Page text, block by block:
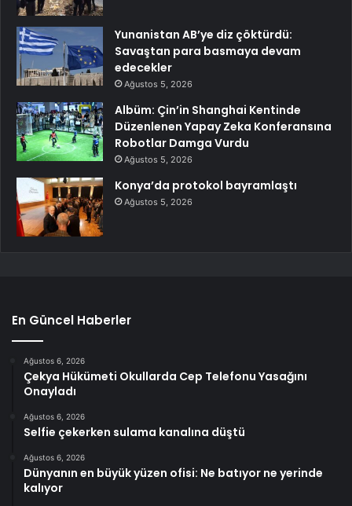
Yunanistan AB’ye diz çöktürdü:
Savaştan para basmaya devam
edecekler
Ağustos 5, 2026
Albüm: Çin’in Shanghai Kentinde
Düzenlenen Yapay Zeka Konferansına
Robotlar Damga Vurdu
Ağustos 5, 2026
Konya’da protokol bayramlaştı
Ağustos 5, 2026
En Güncel Haberler
Ağustos 6, 2026
Çekya Hükümeti Okullarda Cep Telefonu Yasağını
Onayladı
Ağustos 6, 2026
Selfie çekerken sulama kanalına düştü
Ağustos 6, 2026
Dünyanın en büyük yüzen ofisi: Ne batıyor ne yerinde
kalıyor